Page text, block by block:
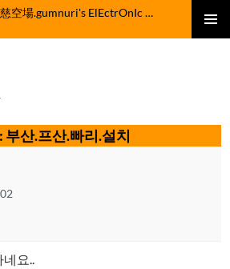
ⓒ금누리번개날터.昆奴力電慈空場.gumnuri's ElEctrOnIc fActOrY
부산.프산.빠리.설치
요..